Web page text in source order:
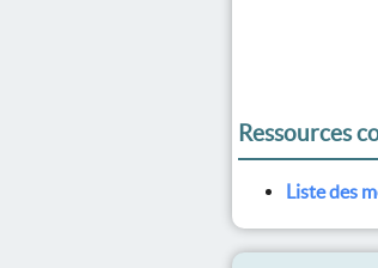
Ressources
Liste des